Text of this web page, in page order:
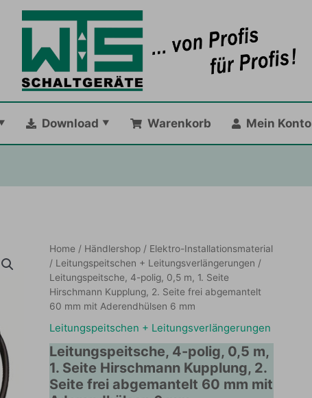
Download Warenkorb Mein Konto
Home / Händlershop / Elektro-Installationsmaterial
/ Leitungspeitschen + Leitungsverlängerungen /
Leitungspeitsche, 4-polig, 0,5 m, 1. Seite
Hirschmann Kupplung, 2. Seite frei abgemantelt
60 mm mit Aderendhülsen 6 mm
Leitungspeitschen + Leitungsverlängerungen
Leitungspeitsche, 4-polig, 0,5 m,
1. Seite Hirschmann Kupplung, 2.
Seite frei abgemantelt 60 mm mit